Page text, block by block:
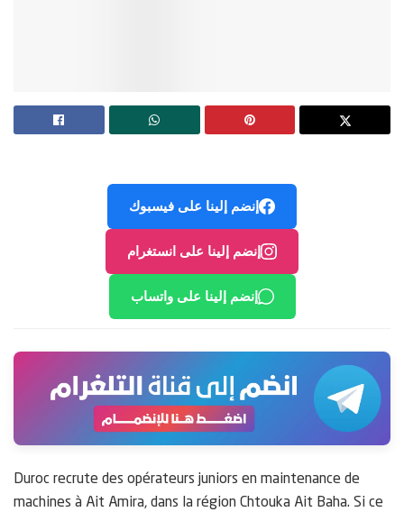
إنضم إلينا على فيسبوك
إنضم إلينا على انستغرام
إنضم إلينا على واتساب
Duroc recrute des opérateurs juniors en maintenance de
machines à Ait Amira, dans la région Chtouka Ait Baha. Si ce